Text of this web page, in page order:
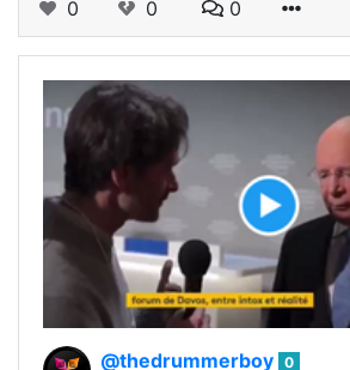
0 0 0
@thedrummerboy 0